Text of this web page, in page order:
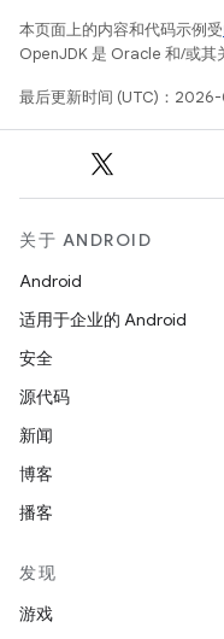
本页面上的内容和代码示例受
OpenJDK 是 Oracle 和/或其
最后更新时间 (UTC)：2026-
关于 ANDROID
Android
适用于企业的 Android
安全
源代码
新闻
博客
播客
发现
游戏